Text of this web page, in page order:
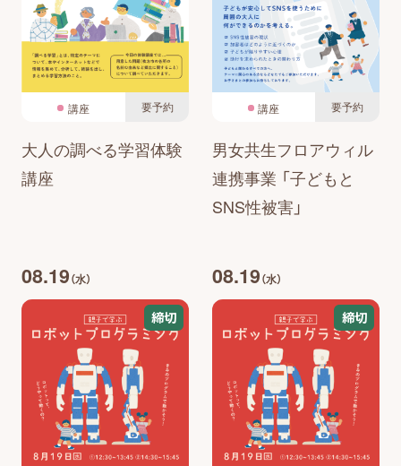
講座 要予約
大人の調べる学習体験
講座
講座 要予約
男女共生フロアウィル
連携事業 「子どもと
SNS性被害」
08.19（水）
締切
08.19（水）
締切